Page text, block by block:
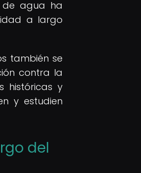
de agua ha
a largo
también se
contra la
históricas y
y estudien
del